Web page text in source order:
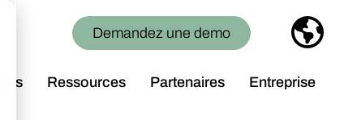
Ressources Partenaires Entreprise
Demandez une demo